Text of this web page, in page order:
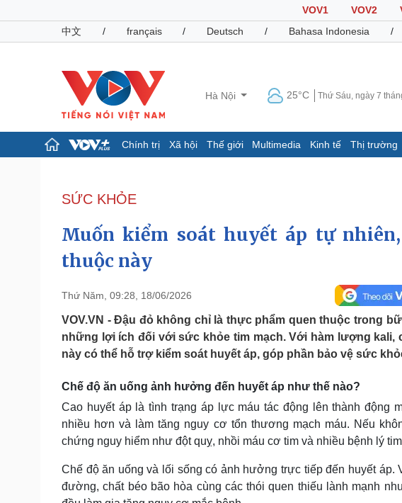
VOV1 VOV2
中文
/ français / Deutsch / Bahasa Indonesia /
Hà Nội 25°C Thứ Sáu, ngày 7
Chính trị Xã hội Thế giới Multimedia Kinh tế Thị trường
Đảng
Tổ chức nhân sự
Quốc hội
Nhận diện sự thật
Dấu ấn VOV
Pháp luật
Tin nóng
Tư vấn luật
Việt Nam
Phân tích
Thể thao
Lịch thi đấu
Thế giới thể
eSports
Sức khỏe
Dinh dưỡng - món ngon
Cây thuốc
Sản phụ khoa
Nam khoa
Làm đẹp - giảm cân
Đời sống
Nhà đẹp
Blog
Tình yêu - Gia đình
Sân khấu -
Văn học
Âm nhạc
SỨC KHỎE
Muốn kiểm soát huyết áp tự
thuộc này
Thứ Năm, 09:28, 18/06/2026
VOV.VN - Đậu đỏ không chỉ là thực phẩm quen thuộc trong
những lợi ích đối với sức khỏe tim mạch. Với hàm lượng kali,
này có thể hỗ trợ kiểm soát huyết áp, góp phần bảo vệ sức
Chế độ ăn uống ảnh hưởng đến huyết áp như thế nào?
Cao huyết áp là tình trạng áp lực máu tác động lên thành động
nhiều hơn và làm tăng nguy cơ tổn thương mạch máu. Nếu
chứng nguy hiểm như đột quỵ, nhồi máu cơ tim và nhiều bệnh lý
Chế độ ăn uống và lối sống có ảnh hưởng trực tiếp đến huyết
đường, chất béo bão hòa cùng các thói quen thiếu lành mạnh